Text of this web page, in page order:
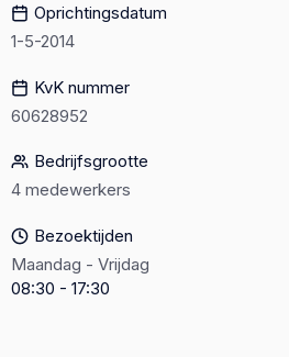
Oprichtingsdatum
1-5-2014
KvK nummer
60628952
Bedrijfsgrootte
4 medewerkers
Bezoektijden
Maandag - Vrijdag
08:30 - 17:30